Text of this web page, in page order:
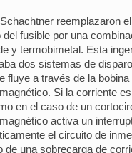
reemplazaron
del fusible por una
y termobimetal. Esta
dos sistemas de
fluye a través de la
Si la corriente
en el caso de un
activa un
el circuito de
de una sobrecarga de